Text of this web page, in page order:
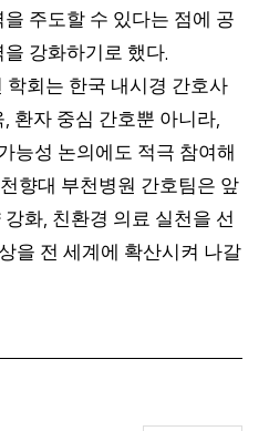
을 주도할 수 있다는 점에 공
강화하기로 했다.
학회는 한국 내시경 간호사
, 환자 중심 간호뿐 아니라,
능성 논의에도 적극 참여해
향대 부천병원 간호팀은 앞
강화, 친환경 의료 실천을 선
을 전 세계에 확산시켜 나갈